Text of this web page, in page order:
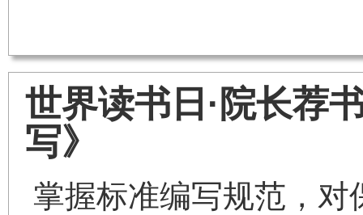
世界读书日·院长荐
写》
掌握标准编写规范，